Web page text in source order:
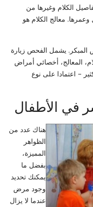
الكلام وغيرها من
وعمرها. معالج الكلام هو
المبكر. يشمل الفحص زيارة
المعالج، أخصائي أمراض
– اعتمادا على نوع
في الأطفال
هناك عدد من
الظواهر
المميزة،
بفضل ما
يمكنك تحديد
وجود مرض
عندما لا يزال